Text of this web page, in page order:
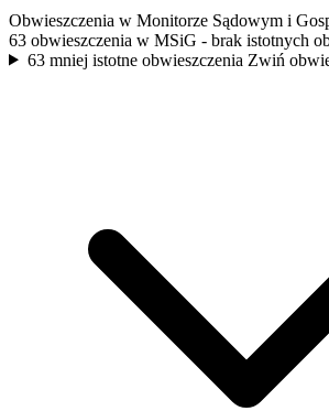
Obwieszczenia w Monitorze Sądowym i
63 obwieszczenia w MSiG - brak istotnych
63 mniej istotne obwieszczenia Zwiń